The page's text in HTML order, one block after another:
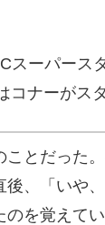
ーパース
ナーがス
とだった
、「いや
を覚えてい